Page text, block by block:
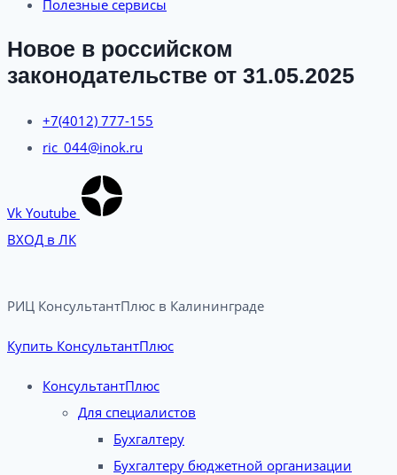
Полезные сервисы
Новое в российском
законодательстве от 31.05.2025
+7(4012) 777-155
ric_044@inok.ru
Vk Youtube
ВХОД в ЛК
РИЦ КонсультантПлюс в Калининграде​
Купить КонсультантПлюс
КонсультантПлюс
Для специалистов
Бухгалтеру
Бухгалтеру бюджетной организации